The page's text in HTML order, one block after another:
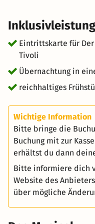
einen
Eintrittskarte für
Tivoli
Übernachtung in
reichhaltiges
Wichtige Information
Bitte bringe die
Buchung mit zur
erhältst du dann
Bitte informiere dich
Website des
über mögliche